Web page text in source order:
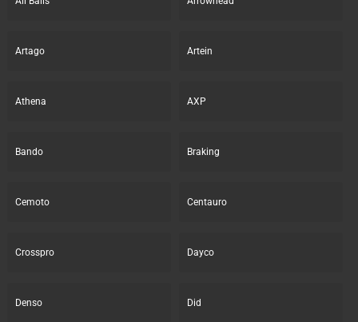
Artago Artein
Athena AXP
Bando Braking
Cemoto Centauro
Crosspro Dayco
Denso Did